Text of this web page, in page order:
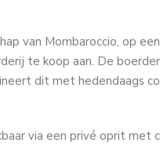
van Mombaroccio, op
te koop aan. De
dit met hedendaags
via een privé oprit met